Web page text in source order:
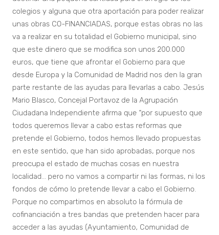
colegios y alguna que otra aportación para poder realizar
unas obras CO-FINANCIADAS, porque estas obras no las
va a realizar en su totalidad el Gobierno municipal, sino
que este dinero que se modifica son unos 200.000
euros, que tiene que afrontar el Gobierno para que
desde Europa y la Comunidad de Madrid nos den la gran
parte restante de las ayudas para llevarlas a cabo. Jesús
Mario Blasco, Concejal Portavoz de la Agrupación
Ciudadana Independiente afirma que “por supuesto que
todos queremos llevar a cabo estas reformas que
pretende el Gobierno, todos hemos llevado propuestas
en este sentido, que han sido aprobadas, porque nos
preocupa el estado de muchas cosas en nuestra
localidad… pero no vamos a compartir ni las formas, ni los
fondos de cómo lo pretende llevar a cabo el Gobierno.
Porque no compartimos en absoluto la fórmula de
cofinanciación a tres bandas que pretenden hacer para
acceder a las ayudas (Ayuntamiento, Comunidad de